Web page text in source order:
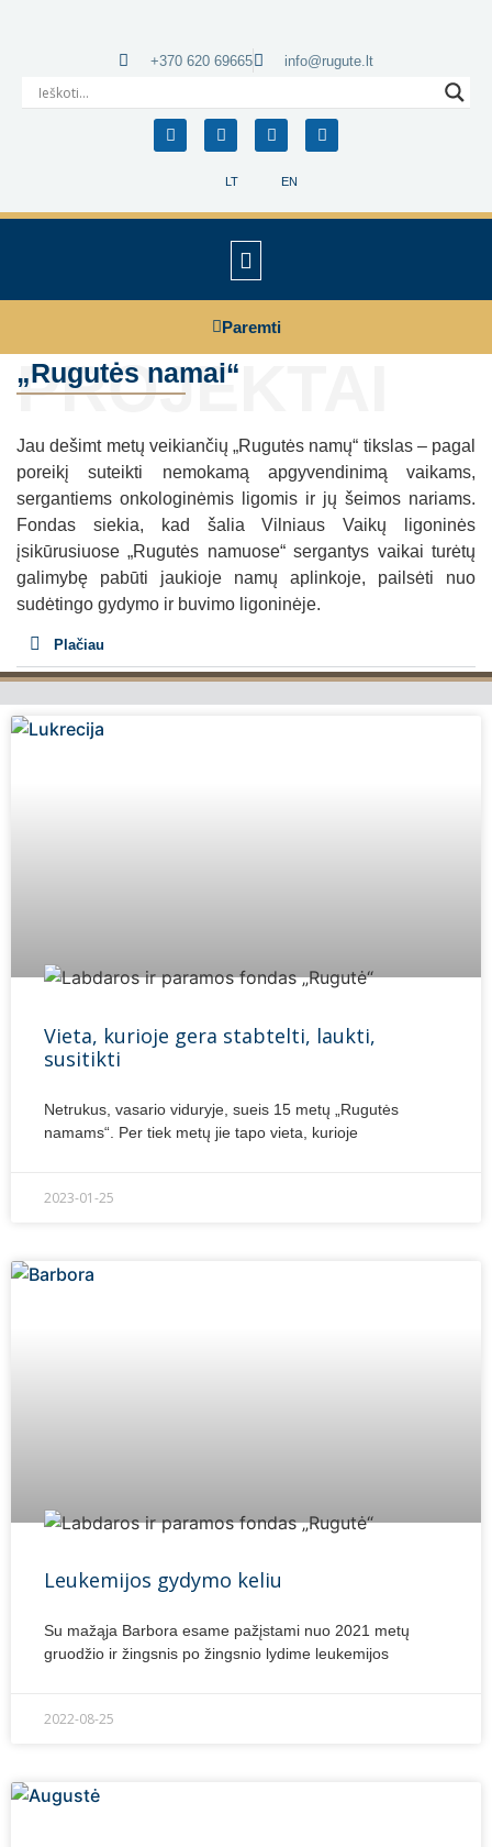
LT EN
+370 620 69665 info@rugute.lt
Paremti
PROJEKTAI
„Rugutės namai“
Jau dešimt metų veikiančių „Rugutės namų“ tikslas – pagal
poreikį suteikti nemokamą apgyvendinimą vaikams,
sergantiems onkologinėmis ligomis ir jų šeimos nariams.
Fondas siekia, kad šalia Vilniaus Vaikų ligoninės
įsikūrusiuose „Rugutės namuose“ sergantys vaikai turėtų
galimybę pabūti jaukioje namų aplinkoje, pailsėti nuo
sudėtingo gydymo ir buvimo ligoninėje.
Plačiau
Vieta, kurioje gera stabtelti, laukti,
susitikti
Netrukus, vasario viduryje, sueis 15 metų „Rugutės
namams“. Per tiek metų jie tapo vieta, kurioje
2023-01-25
Leukemijos gydymo keliu
Su mažąja Barbora esame pažįstami nuo 2021 metų
gruodžio ir žingsnis po žingsnio lydime leukemijos
2022-08-25